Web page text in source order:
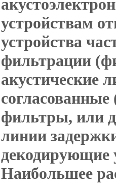
устройствам
устройства
фильтрации
акустические
фильтры, или
линии
декодирующие
Наибольшее